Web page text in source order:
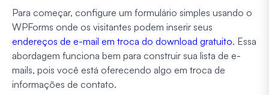
Para começar, configure um formulário simples usando o
WPForms onde os visitantes podem inserir seus
endereços de e-mail em troca do download gratuito. Essa
abordagem funciona bem para construir sua lista de e-
mails, pois você está oferecendo algo em troca de
informações de contato.